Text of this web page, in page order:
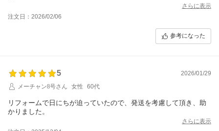
在庫状況が不安で問い合わせしたところ、在庫数や発注したとき
の納期、こちらが希望する発送日の可否まで簡潔に丁寧に教えて
安心して取引ができてとても感謝しております。
さらに表示
注文日：2026/02/06
参考になった
5
2026/01/29
メーチャン8号さん
女性 60代
リフォームで日にちが迫っていたので、発送を考慮して頂き、助
かりました。
さらに表示